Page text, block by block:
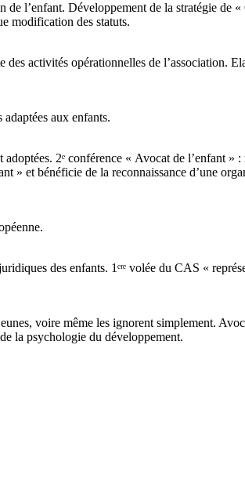
l’enfant. Développement de la stratégie de
modification des statuts.
activités opérationnelles de l’association.
aux enfants.
2ᵉ conférence « Avocat de l’enfant »
» et bénéficie de la reconnaissance d’une
des enfants. 1ᵉʳᵉ volée du CAS «
voire même les ignorent simplement.
la psychologie du développement.